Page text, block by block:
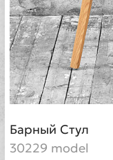
Барный Стул
30229 model